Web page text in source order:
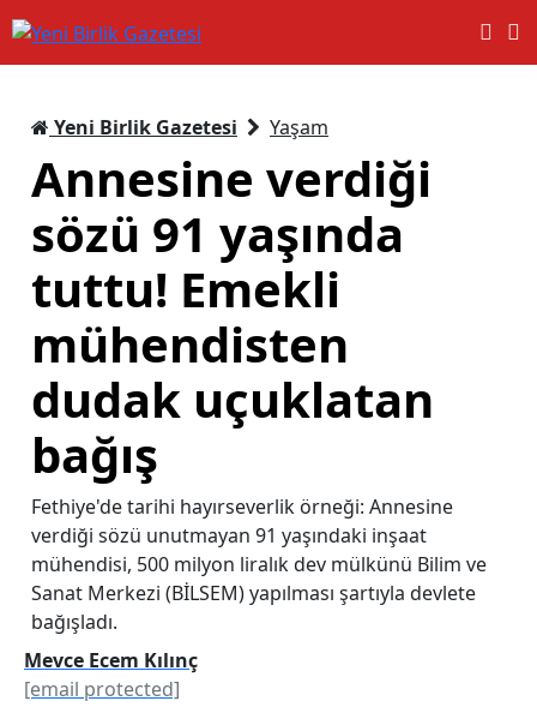
Yeni Birlik Gazetesi Yaşam
Annesine verdiği
sözü 91 yaşında
tuttu! Emekli
mühendisten
dudak uçuklatan
bağış
Fethiye'de tarihi hayırseverlik örneği: Annesine
verdiği sözü unutmayan 91 yaşındaki inşaat
mühendisi, 500 milyon liralık dev mülkünü Bilim ve
Sanat Merkezi (BİLSEM) yapılması şartıyla devlete
bağışladı.
Mevce Ecem Kılınç
[email protected]